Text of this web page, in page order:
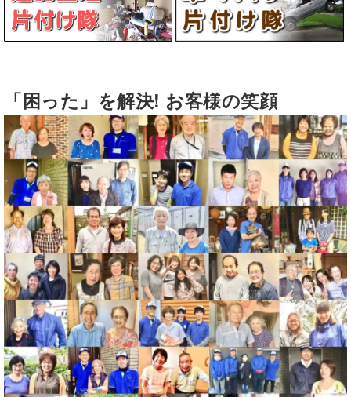
「困った」を解決! お客様の笑顔